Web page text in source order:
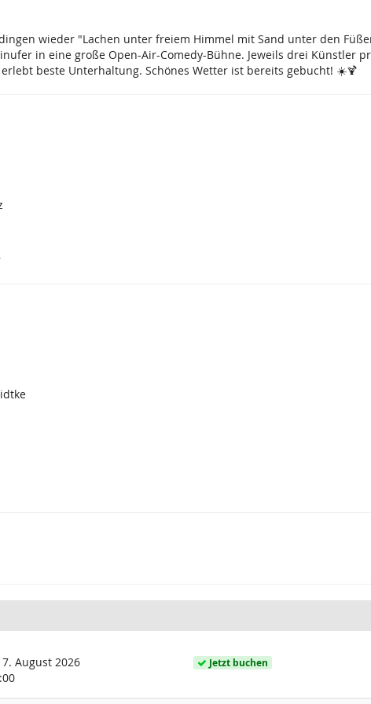
wieder "Lachen unter freiem Himmel mit Sand unter den
in eine große Open-Air-Comedy-Bühne. Jeweils drei Künstler
beste Unterhaltung. Schönes Wetter ist bereits gebucht! ☀️🍹
August 2026
Jetzt buchen